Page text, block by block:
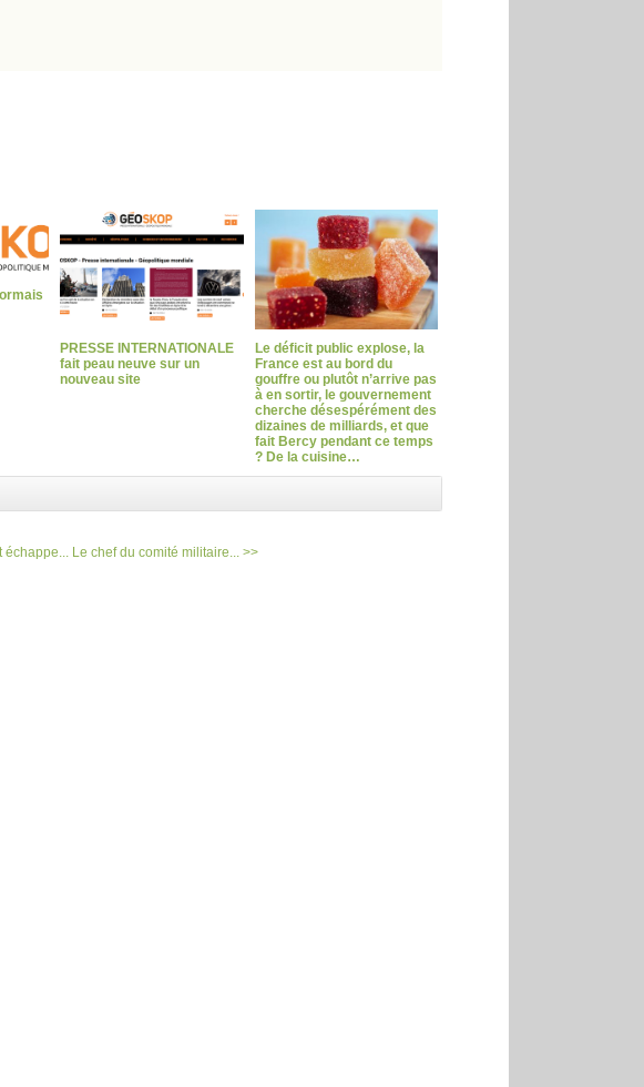
PRESSE INTERNATIONALE
fait peau neuve sur un
nouveau site
Le déficit public explose, la
France est au bord du
gouffre ou plutôt n’arrive pas
à en sortir, le gouvernement
cherche désespérément des
dizaines de milliards, et que
fait Bercy pendant ce temps
? De la cuisine…
Le chef du comité militaire... >>